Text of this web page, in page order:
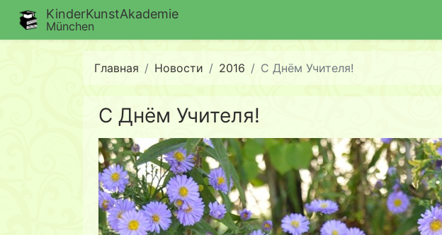
KinderKunstAkademie
München
Главная Новости 2016 C Днём Учителя!
C Днём Учителя!